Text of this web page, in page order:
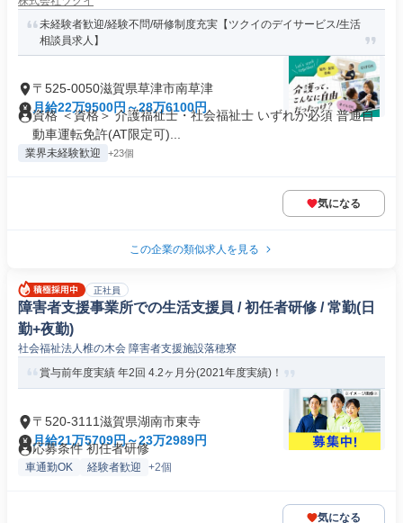
未経験者歓迎/経験不問/研修制度充実【ツクイのデイサービス/生活
相談員求人】
〒525-0050滋賀県草津市南草津
月給22万9500円～28万6100円
資格 ＜資格＞ 介護福祉士・社会福祉士 いずれか必須 普通自
動車運転免許(AT限定可)...
業界未経験歓迎 +23個
気になる
この企業の類似求人を見る
正社員
障害者支援事業所での生活支援員 / 初任者研修 / 常勤(日
勤+夜勤)
社会福祉法人椎の木会 障害者支援施設落穂寮
賞与前年度実績 年2回 4.2ヶ月分(2021年度実績)！
〒520-3111滋賀県湖南市東寺
月給21万5709円～23万2989円
応募条件 初任者研修
車通勤OK 経験者歓迎 +2個
気になる